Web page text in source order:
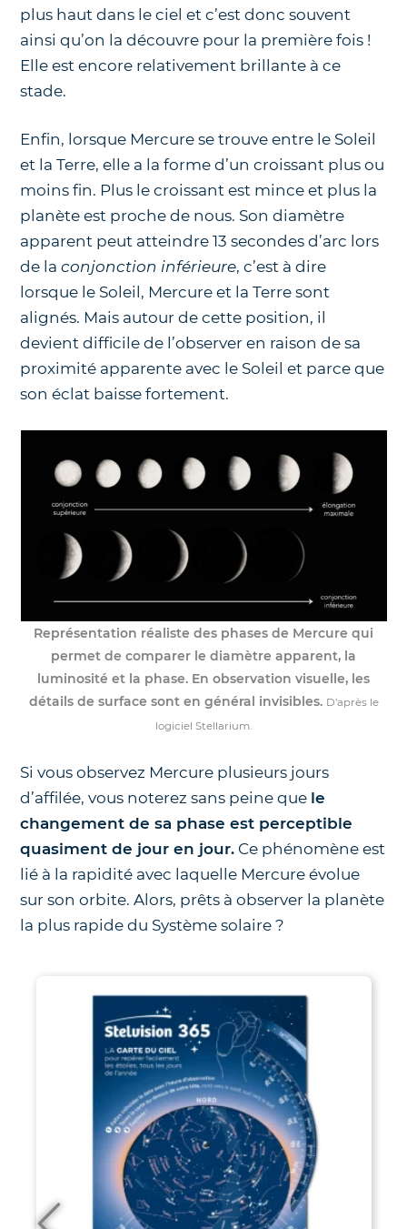
plus haut dans le ciel et c’est donc souvent
ainsi qu’on la découvre pour la première fois !
Elle est encore relativement brillante à ce
stade.
Enfin, lorsque Mercure se trouve entre le Soleil
et la Terre, elle a la forme d’un croissant plus ou
moins fin. Plus le croissant est mince et plus la
planète est proche de nous. Son diamètre
apparent peut atteindre 13 secondes d’arc lors
de laconjonction inférieure, c’est à dire
lorsque le Soleil, Mercure et la Terre sont
alignés. Mais autour de cette position, il
devient difficile de l’observer en raison de sa
proximité apparente avec le Soleil et parce que
son éclat baisse fortement.
Représentation réaliste des phases de Mercure qui
permet de comparer le diamètre apparent, la
luminosité et la phase. En observation visuelle, les
détails de surface sont en général invisibles. D’après le
logiciel Stellarium.
Si vous observez Mercure plusieurs jours
d’affilée, vous noterez sans peine que le
changement de sa phase est perceptible
quasiment de jour en jour. Ce phénomène est
lié à la rapidité avec laquelle Mercure évolue
sur son orbite. Alors, prêts à observer la planète
la plus rapide du Système solaire ?